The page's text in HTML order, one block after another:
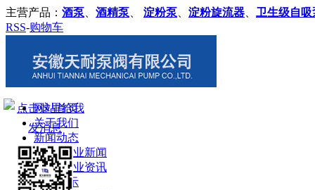
主营产品： 酒泵 酒精泵 淀粉泵 淀粉旋流器
卫生级自吸
RSS-购物车
网站首页
关于我们
新闻动态
企业新闻
行业资讯
产品展示